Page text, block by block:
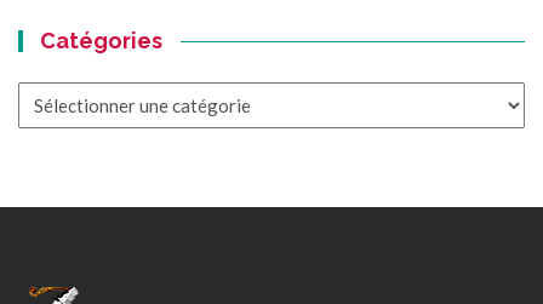
Catégories